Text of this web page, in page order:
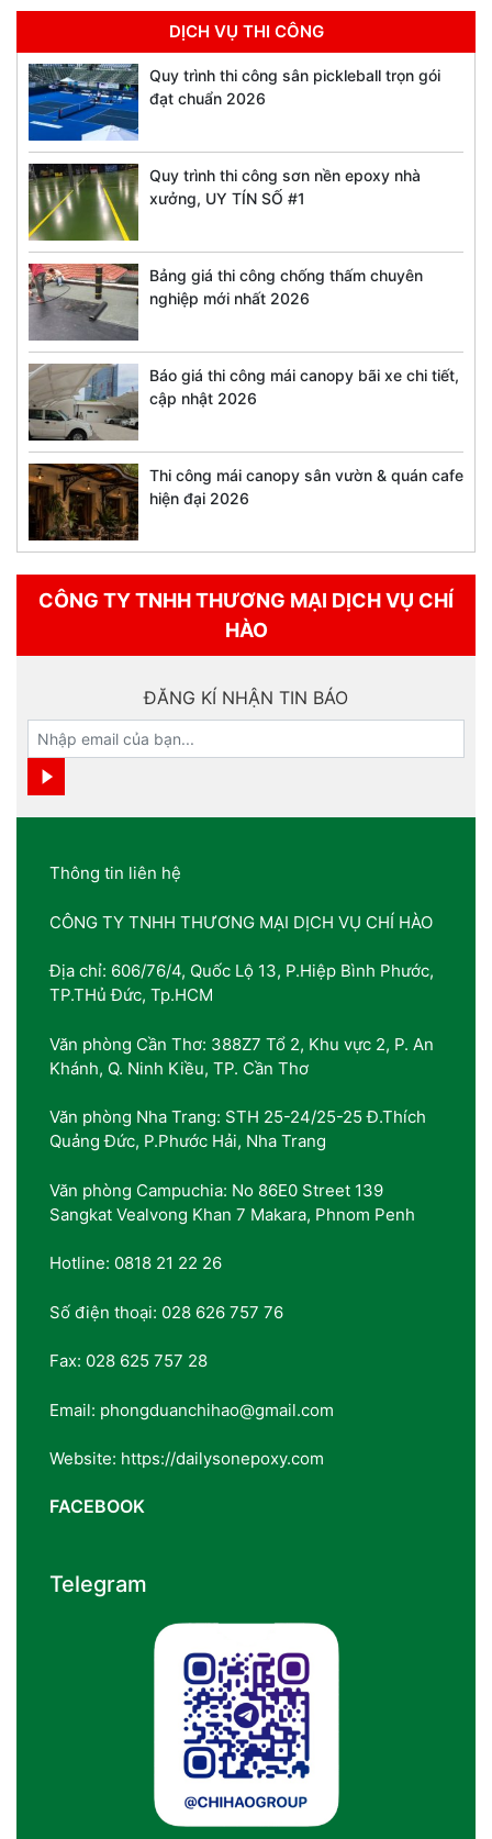
DỊCH VỤ THI CÔNG
Quy trình thi công sân pickleball trọn gói
đạt chuẩn 2026
Quy trình thi công sơn nền epoxy nhà
xưởng, UY TÍN SỐ #1
Bảng giá thi công chống thấm chuyên
nghiệp mới nhất 2026
Báo giá thi công mái canopy bãi xe chi tiết,
cập nhật 2026
Thi công mái canopy sân vườn & quán cafe
hiện đại 2026
CÔNG TY TNHH THƯƠNG MẠI DỊCH VỤ CHÍ
HÀO
ĐĂNG KÍ NHẬN TIN BÁO
Thông tin liên hệ
CÔNG TY TNHH THƯƠNG MẠI DỊCH VỤ CHÍ HÀO
Địa chỉ: 606/76/4, Quốc Lộ 13, P.Hiệp Bình Phước,
TP.THủ Đức, Tp.HCM
Văn phòng Cần Thơ: 388Z7 Tổ 2, Khu vực 2, P. An
Khánh, Q. Ninh Kiều, TP. Cần Thơ
Văn phòng Nha Trang: STH 25-24/25-25 Đ.Thích
Quảng Đức, P.Phước Hải, Nha Trang
Văn phòng Campuchia: No 86E0 Street 139
Sangkat Vealvong Khan 7 Makara, Phnom Penh
Hotline: 0818 21 22 26
Số điện thoại: 028 626 757 76
Fax: 028 625 757 28
Email: phongduanchihao@gmail.com
Website: https://dailysonepoxy.com
FACEBOOK
Telegram